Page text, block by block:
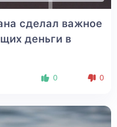
сделал важное
деньги в
0 0